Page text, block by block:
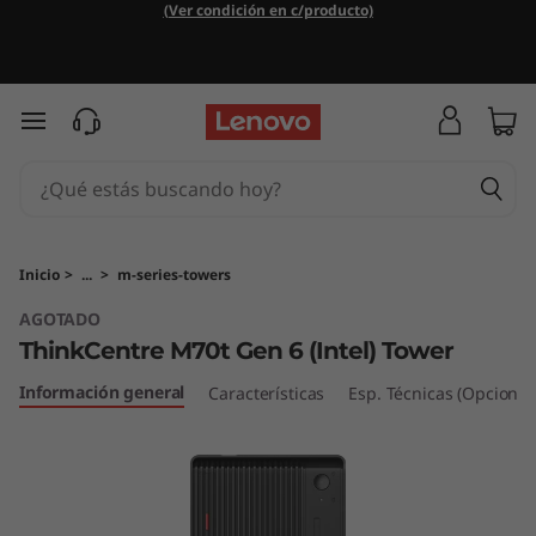
h
C
e
n
(Ver condición en c/producto)
Ir al contenido principal
Inicio > ... > m-series-towers
AGOTADO
ThinkCentre M70t Gen 6 (Intel) Tower
Información general Características Esp. Técnicas